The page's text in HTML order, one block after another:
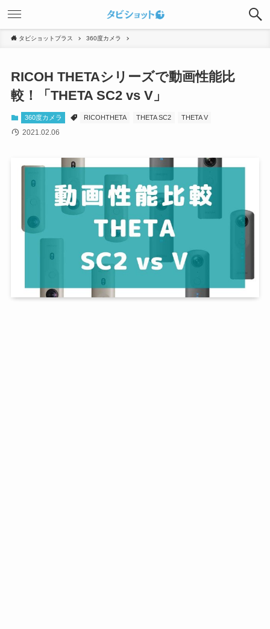
タビショットプラス 360度カメラ
RICOH THETAシリーズで動画性能比
較！「THETA SC2 vs V」
360度カメラ RICOHTHETA THETA SC2 THETA V
2021.02.06